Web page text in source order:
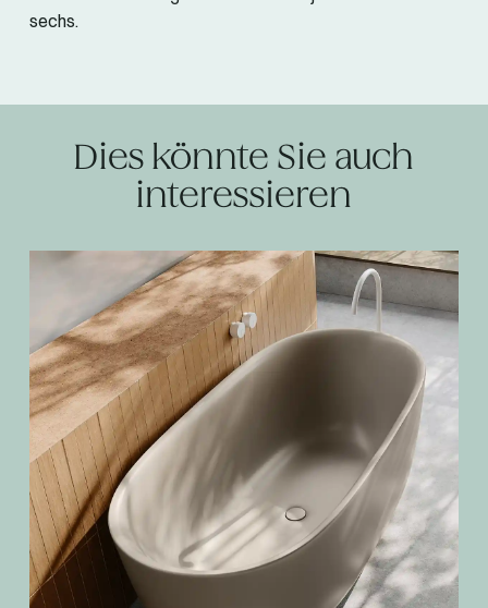
sechs.
Dies könnte Sie auch
interessieren